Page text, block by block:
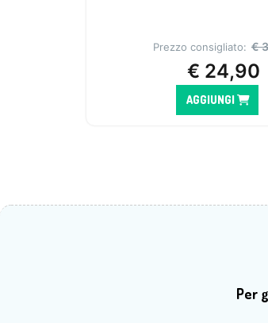
Prezzo consigliato: €
€ 24,90
AGGIUNGI
Per